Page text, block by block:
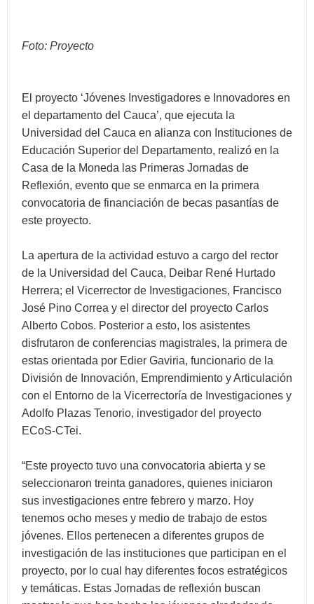
Foto: Proyecto
El proyecto ‘Jóvenes Investigadores e Innovadores en
el departamento del Cauca’, que ejecuta la
Universidad del Cauca en alianza con Instituciones de
Educación Superior del Departamento, realizó en la
Casa de la Moneda las Primeras Jornadas de
Reflexión, evento que se enmarca en la primera
convocatoria de financiación de becas pasantías de
este proyecto.
La apertura de la actividad estuvo a cargo del rector
de la Universidad del Cauca, Deibar René Hurtado
Herrera; el Vicerrector de Investigaciones, Francisco
José Pino Correa y el director del proyecto Carlos
Alberto Cobos. Posterior a esto, los asistentes
disfrutaron de conferencias magistrales, la primera de
estas orientada por Edier Gaviria, funcionario de la
División de Innovación, Emprendimiento y Articulación
con el Entorno de la Vicerrectoría de Investigaciones y
Adolfo Plazas Tenorio, investigador del proyecto
ECoS-CTei.
“Este proyecto tuvo una convocatoria abierta y se
seleccionaron treinta ganadores, quienes iniciaron
sus investigaciones entre febrero y marzo. Hoy
tenemos ocho meses y medio de trabajo de estos
jóvenes. Ellos pertenecen a diferentes grupos de
investigación de las instituciones que participan en el
proyecto, por lo cual hay diferentes focos estratégicos
y temáticas. Estas Jornadas de reflexión buscan